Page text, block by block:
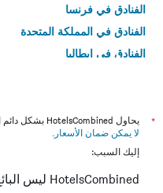
الفنادق في فرنسا
الفنادق في المملكة المتحدة
الفنادق في إيطاليا
*
يحاول HotelsCombined بشكل دائم الحصول على الأسعار الدقيقة، ولكن
لا يمكن ضمان الأسعار .
إليك السبب:
HotelsCombined ليس البائع